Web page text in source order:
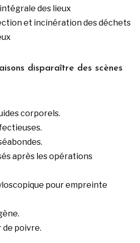
des lieux
et incinération des déchets
disparaître des scènes
corporels.
après les opérations
pour empreinte
de poivre.